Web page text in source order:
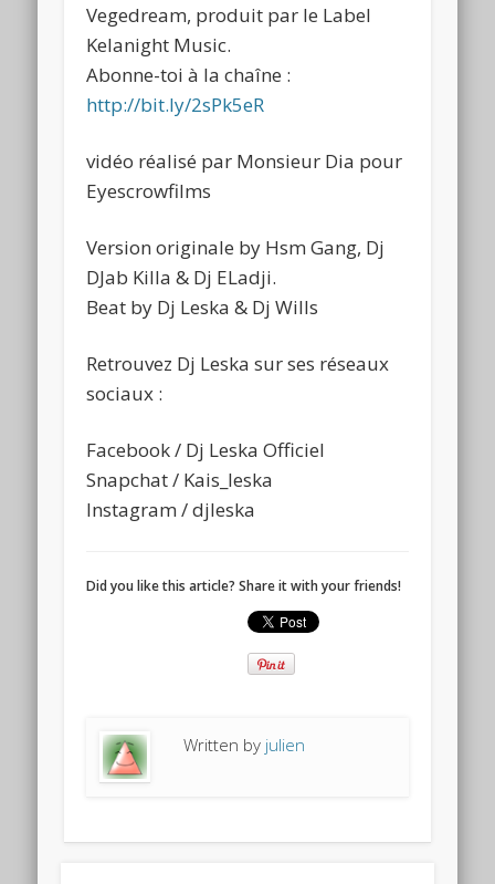
Vegedream, produit par le Label
Kelanight Music.
Abonne-toi à la chaîne :
http://bit.ly/2sPk5eR
vidéo réalisé par Monsieur Dia pour
Eyescrowfilms
Version originale by Hsm Gang, Dj
DJab Killa & Dj ELadji.
Beat by Dj Leska & Dj Wills
Retrouvez Dj Leska sur ses réseaux
sociaux :
Facebook / Dj Leska Officiel
Snapchat / Kais_leska
Instagram / djleska
Did you like this article? Share it with your friends!
Written by julien